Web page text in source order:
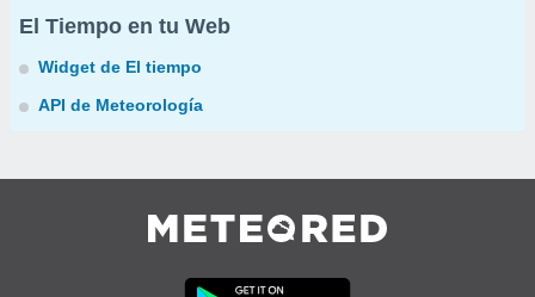
El Tiempo en tu Web
Widget de El tiempo
API de Meteorología